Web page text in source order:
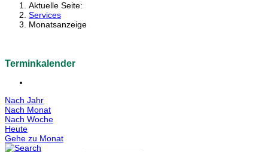
Aktuelle Seite:
Services
Monatsanzeige
Terminkalender
Nach Jahr
Nach Monat
Nach Woche
Heute
Gehe zu Monat